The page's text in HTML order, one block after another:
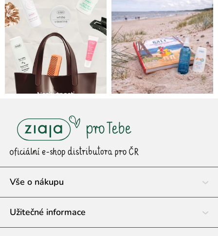
t
Vše o nákupu
Užitečné informace